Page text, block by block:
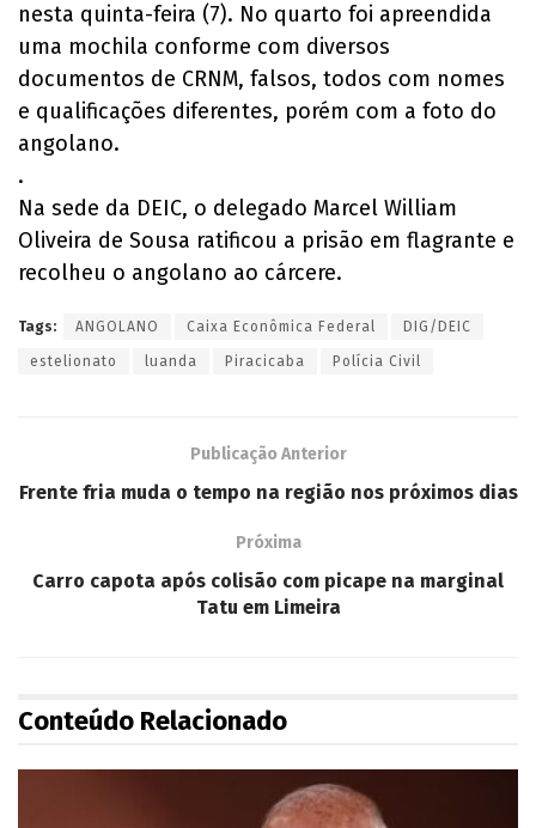
nesta quinta-feira (7). No quarto foi apreendida
uma mochila conforme com diversos
documentos de CRNM, falsos, todos com nomes
e qualificações diferentes, porém com a foto do
angolano.
.
Na sede da DEIC, o delegado Marcel William
Oliveira de Sousa ratificou a prisão em flagrante e
recolheu o angolano ao cárcere.
Tags: ANGOLANO Caixa Econômica Federal DIG/DEIC
estelionato luanda Piracicaba Polícia Civil
Publicação Anterior
Frente fria muda o tempo na região nos próximos dias
Próxima
Carro capota após colisão com picape na marginal
Tatu em Limeira
Conteúdo Relacionado